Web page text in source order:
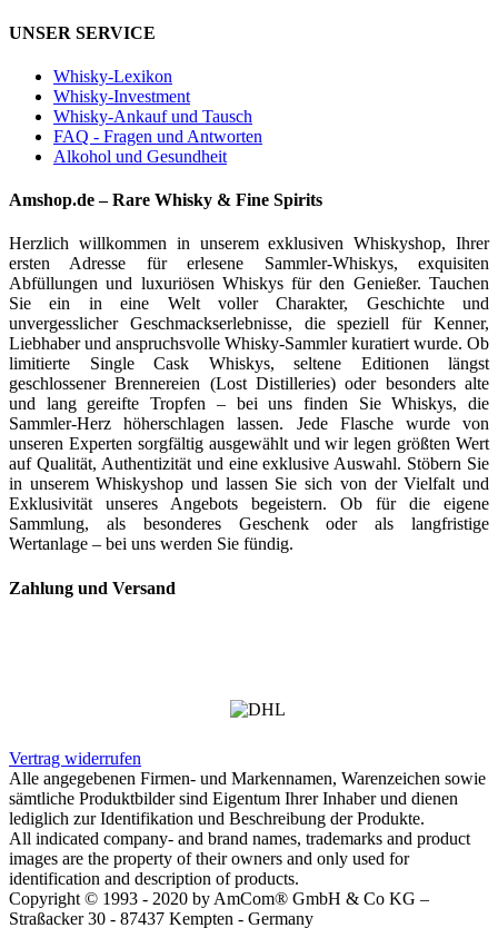
UNSER SERVICE
Whisky-Lexikon
Whisky-Investment
Whisky-Ankauf und Tausch
FAQ - Fragen und Antworten
Alkohol und Gesundheit
Amshop.de – Rare Whisky & Fine Spirits
Herzlich willkommen in unserem exklusiven Whiskyshop, Ihrer
ersten Adresse für erlesene Sammler-Whiskys, exquisiten
Abfüllungen und luxuriösen Whiskys für den Genießer. Tauchen
Sie ein in eine Welt voller Charakter, Geschichte und
unvergesslicher Geschmackserlebnisse, die speziell für Kenner,
Liebhaber und anspruchsvolle Whisky-Sammler kuratiert wurde. Ob
limitierte Single Cask Whiskys, seltene Editionen längst
geschlossener Brennereien (Lost Distilleries) oder besonders alte
und lang gereifte Tropfen – bei uns finden Sie Whiskys, die
Sammler-Herz höherschlagen lassen. Jede Flasche wurde von
unseren Experten sorgfältig ausgewählt und wir legen größten Wert
auf Qualität, Authentizität und eine exklusive Auswahl. Stöbern Sie
in unserem Whiskyshop und lassen Sie sich von der Vielfalt und
Exklusivität unseres Angebots begeistern. Ob für die eigene
Sammlung, als besonderes Geschenk oder als langfristige
Wertanlage – bei uns werden Sie fündig.
Zahlung und Versand
Vertrag widerrufen
Alle angegebenen Firmen- und Markennamen, Warenzeichen sowie
sämtliche Produktbilder sind Eigentum Ihrer Inhaber und dienen
lediglich zur Identifikation und Beschreibung der Produkte.
All indicated company- and brand names, trademarks and product
images are the property of their owners and only used for
identification and description of products.
Copyright © 1993 - 2020 by AmCom® GmbH & Co KG –
Straßacker 30 - 87437 Kempten - Germany